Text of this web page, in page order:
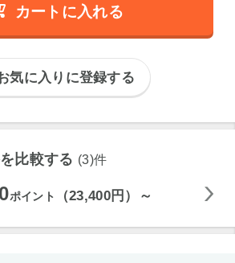
カートに入れる
気に入りに登録する
比較する (3)件
ポイント （23,400円）～